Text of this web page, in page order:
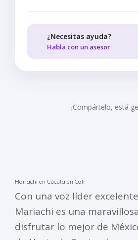
¿Necesitas ayuda?
Habla con un asesor
¡Compártelo, está
Mariachi en Cúcuta en Cali
Con una voz líder
Mariachi es una
disfrutar lo mejor de